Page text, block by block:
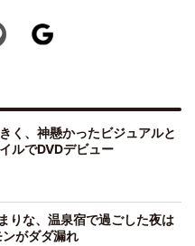
く、神懸かったビジュアルと
ルでDVDデビュー
りな、温泉宿で過ごした夜は
がダダ漏れ